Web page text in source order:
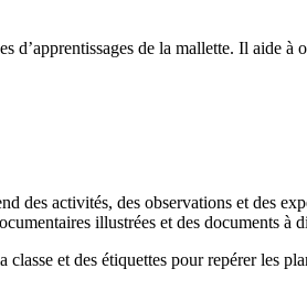
de la mallette. Il aide
des activités, des observations et des
illustrées et des documents à
et des étiquettes pour repérer les